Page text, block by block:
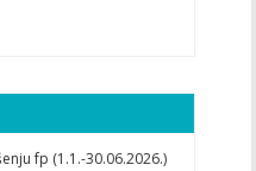
fp (1.1.-30.06.2026.)